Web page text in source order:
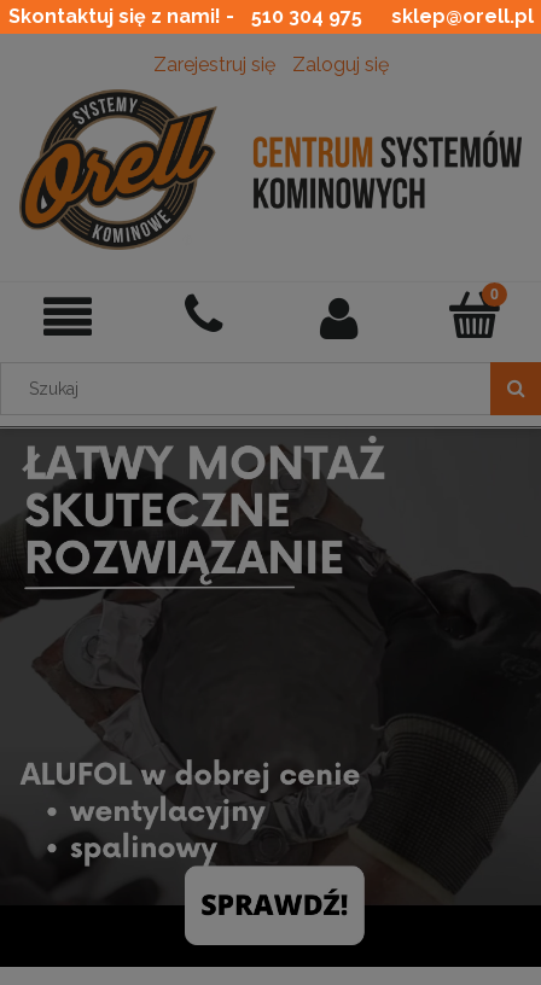
Skontaktuj się z nami! - 510 304 975 sklep@orell.pl
Zarejestruj się Zaloguj się